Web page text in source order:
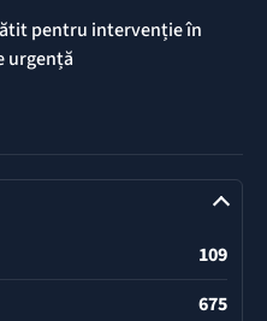
pentru intervenție în
urgență
109
675